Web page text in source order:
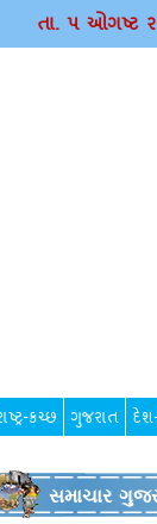
તા. ૫ ઓગષ્ટ
કચ્છ ગુજરાત
સમાચાર